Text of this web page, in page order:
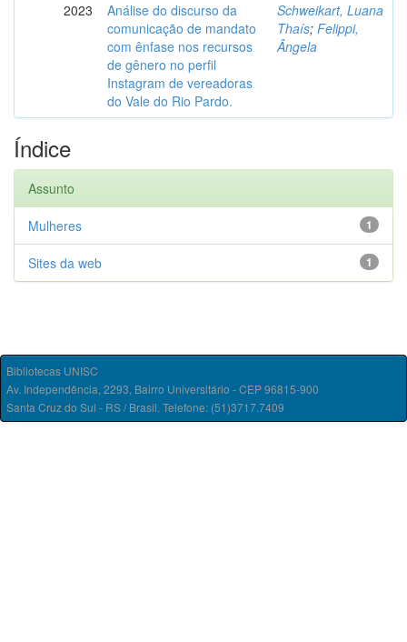
2023
Análise do discurso da
comunicação de mandato
com ênfase nos recursos
de gênero no perfil
Instagram de vereadoras
do Vale do Rio Pardo.
Schweikart, Luana
Thaís; Felippi,
Ângela
Índice
Assunto
1
Mulheres
1
Sites da web
Bibliotecas UNISC
Av. Independência, 2293, Bairro Universitário - CEP 96815-900
Santa Cruz do Sul - RS / Brasil. Telefone: (51)3717.7409